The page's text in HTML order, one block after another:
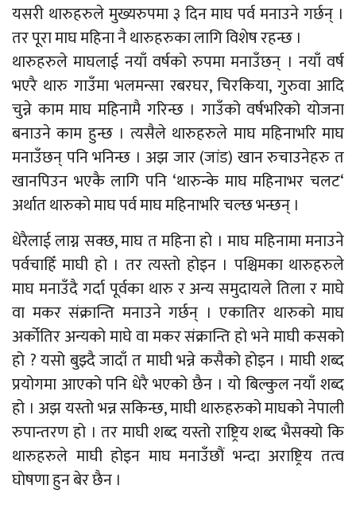
यसरी थारुहरुले मुख्यरुपमा ३ दिन माघ पर्व मनाउने गर्छन् ।
तर पूरा माघ महिना नै थारुहरुका लागि विशेष रहन्छ ।
थारुहरुले माघलाई नयाँ वर्षको रुपमा मनाउँछन् । नयाँ वर्ष
भएरै थारु गाउँमा भलमन्सा रबरघर, चिरकिया, गुरुवा आदि
चुन्ने काम माघ महिनामै गरिन्छ । गाउँको वर्षभरिको योजना
बनाउने काम हुन्छ । त्यसैले थारुहरुले माघ महिनाभरि माघ
मनाउँछन् पनि भनिन्छ । अझ जार (जांड) खान रुचाउनेहरु त
खानपिउन भएकै लागि पनि ‘थारुन्के माघ महिनाभर चलट‘
अर्थात थारुको माघ पर्व माघ महिनाभरि चल्छ भन्छन् ।
धेरैलाई लाग्न सक्छ, माघ त महिना हो । माघ महिनामा मनाउने
पर्वचाहिँ माघी हो । तर त्यस्तो होइन । पश्चिमका थारुहरुले
माघ मनाउँदै गर्दा पूर्वका थारु र अन्य समुदायले तिला र माघे
वा मकर संक्रान्ति मनाउने गर्छन् । एकातिर थारुको माघ
अर्कोतिर अन्यको माघे वा मकर संक्रान्ति हो भने माघी कसको
हो ? यसो बुझ्दै जादाँ त माघी भन्ने कसैको होइन । माघी शब्द
प्रयोगमा आएको पनि धेरै भएको छैन । यो बिल्कुल नयाँ शब्द
हो । अझ यस्तो भन्न सकिन्छ, माघी थारुहरुको माघको नेपाली
रुपान्तरण हो । तर माघी शब्द यस्तो राष्ट्रिय शब्द भैसक्यो कि
थारुहरुले माघी होइन माघ मनाउँछौं भन्दा अराष्ट्रिय तत्व
घोषणा हुन बेर छैन ।